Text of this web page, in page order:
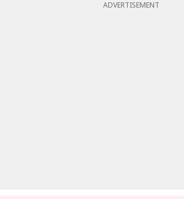
ADVERTISEMENT